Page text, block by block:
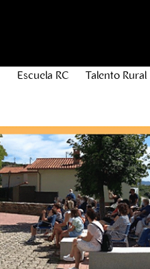
Escuela RC Talento Rural